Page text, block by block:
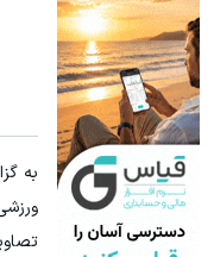
به
۳ دلار پاداش در هر لات معاملاتی در بروکر اینوسلو